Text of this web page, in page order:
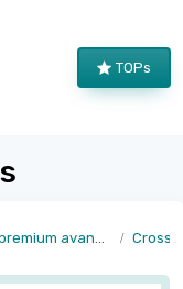
TOPs
avancée Cross